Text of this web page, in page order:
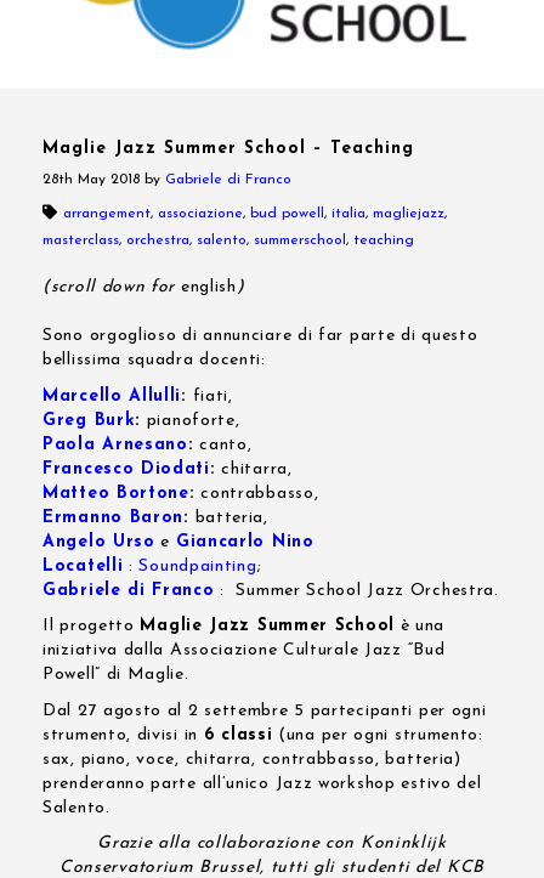
Maglie Jazz Summer School – Teaching
28th May 2018 by Gabriele di Franco
arrangement, associazione, bud powell, italia, magliejazz,
masterclass, orchestra, salento, summerschool, teaching
(scroll down for english )
Sono orgoglioso di annunciare di far parte di questo
bellissima squadra docenti:
Marcello Allulli : fiati,
Greg Burk: pianoforte,
Paola Arnesano :canto,
Francesco Diodati :chitarra,
Matteo Bortone:contrabbasso,
Ermanno Baron : batteria,
Angelo Urso e Giancarlo Nino
Locatelli :Soundpainting;
Gabriele di Franco : Summer School Jazz Orchestra.
Il progetto Maglie Jazz Summer School è una
iniziativa dalla Associazione Culturale Jazz “Bud
Powell” di Maglie.
Dal 27 agosto al 2 settembre 5 partecipanti per ogni
strumento, divisi in 6 classi (una per ogni strumento:
sax, piano, voce, chitarra, contrabbasso, batteria)
prenderanno parte all’unico Jazz workshop estivo del
Salento.
Grazie alla collaborazione con Koninklijk
Conservatorium Brussel, tutti gli studenti del KCB